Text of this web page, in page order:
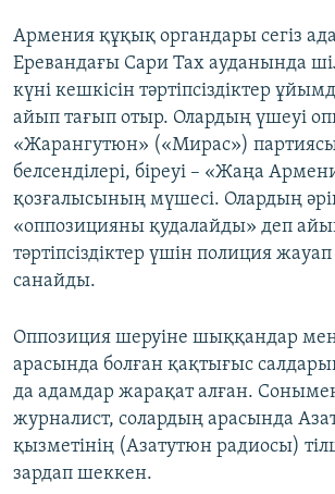
Армения құқық органдары сегіз
Еревандағы Сари Тах ауданында
күні кешкісін тәртіпсіздіктер
айып тағып отыр. Олардың үшеуі
«Жарангутюн» («Мирас»)
белсенділері, біреуі – «Жаңа
қозғалысының мүшесі. Олардың
«оппозицияны қудалайды» деп
тәртіпсіздіктер үшін полиция жауап
санайды.
Оппозиция шеруіне шыққандар
арасында болған қақтығыс
да адамдар жарақат алған.
журналист, солардың арасында
қызметінің (Азатутюн радиосы)
зардап шеккен.